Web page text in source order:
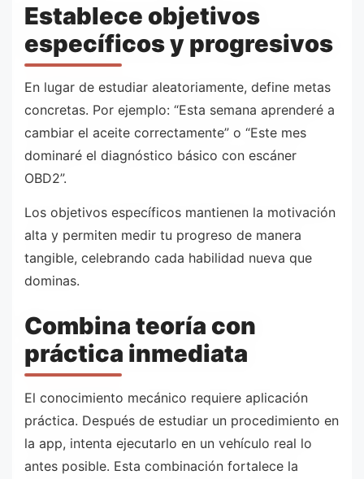
Establece objetivos
específicos y progresivos
En lugar de estudiar aleatoriamente, define metas
concretas. Por ejemplo: “Esta semana aprenderé a
cambiar el aceite correctamente” o “Este mes
dominaré el diagnóstico básico con escáner
OBD2”.
Los objetivos específicos mantienen la motivación
alta y permiten medir tu progreso de manera
tangible, celebrando cada habilidad nueva que
dominas.
Combina teoría con
práctica inmediata
El conocimiento mecánico requiere aplicación
práctica. Después de estudiar un procedimiento en
la app, intenta ejecutarlo en un vehículo real lo
antes posible. Esta combinación fortalece la